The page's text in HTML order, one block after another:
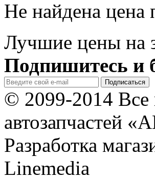
Не найдена цена
Лучшие цены на
Подпишитесь и
© 2099-2014 Все
автозапчастей
Разработка
Linemedia